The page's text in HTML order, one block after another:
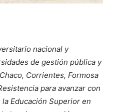
nacional y
de gestión pública y
Corrientes, Formosa
para avanzar con
Educación Superior en